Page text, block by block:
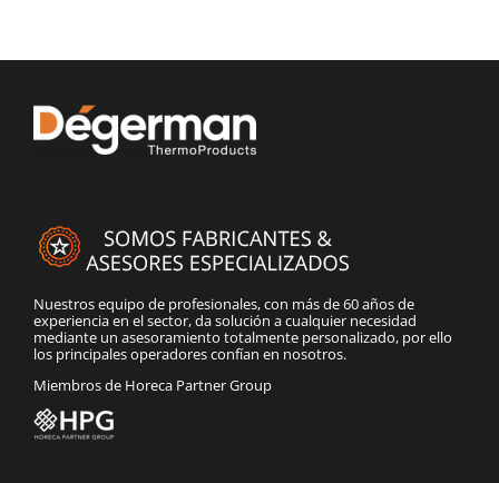
Nuestros equipo de profesionales, con más de 60 años de
experiencia en el sector, da solución a cualquier necesidad
mediante un asesoramiento totalmente personalizado, por ello
los principales operadores confían en nosotros.
Miembros de Horeca Partner Group